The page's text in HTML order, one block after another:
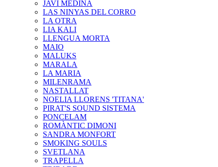
JAVI MEDINA
LAS NINYAS DEL CORRO
LA OTRA
LIA KALI
LLENGUA MORTA
MAIO
MALUKS
MARALA
LA MARIA
MILENRAMA
NASTALLAT
NOELIA LLORENS 'TITANA'
PIRAT'S SOUND SISTEMA
PONCELAM
ROMÀNTIC DIMONI
SANDRA MONFORT
SMOKING SOULS
SVETLANA
TRAPELLA